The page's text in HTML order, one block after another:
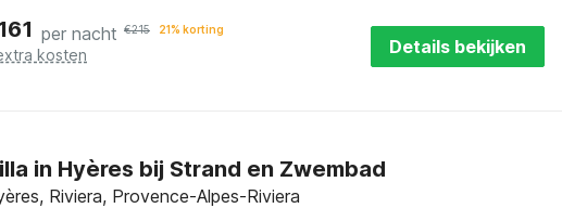
per nacht €215 21% korting
kosten Details bekijken
in Hyères bij Strand en Zwembad
Riviera, Provence-Alpes-Riviera